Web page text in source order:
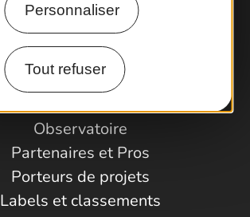
Personnaliser
Tout refuser
Comment venir ?
Observatoire
Partenaires et Pros
Porteurs de projets
Labels et classements